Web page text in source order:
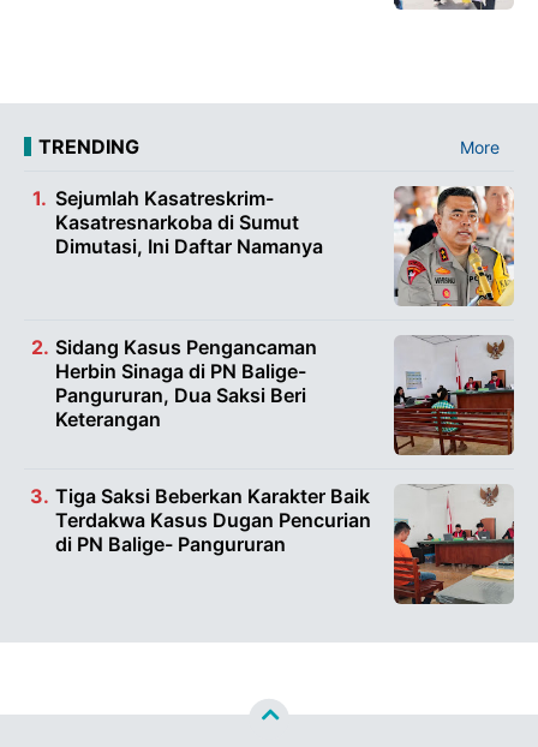
TRENDING More
Sejumlah Kasatreskrim-
Kasatresnarkoba di Sumut
Dimutasi, Ini Daftar Namanya
Sidang Kasus Pengancaman
Herbin Sinaga di PN Balige-
Pangururan, Dua Saksi Beri
Keterangan
Tiga Saksi Beberkan Karakter Baik
Terdakwa Kasus Dugan Pencurian
di PN Balige- Pangururan